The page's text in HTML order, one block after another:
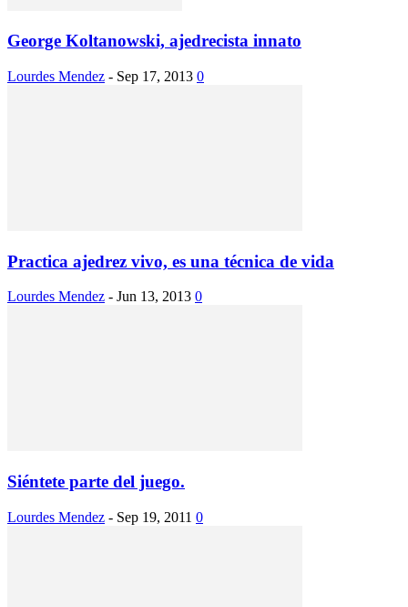
George Koltanowski, ajedrecista innato
Lourdes Mendez - Sep 17, 2013 0
Practica ajedrez vivo, es una técnica de vida
Lourdes Mendez - Jun 13, 2013 0
Siéntete parte del juego.
Lourdes Mendez - Sep 19, 2011 0